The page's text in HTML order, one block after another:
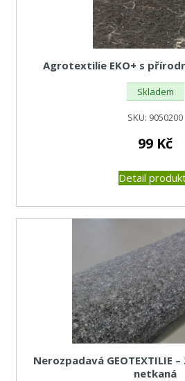
Agrotextilie EKO+ s
Skladem
SKU: 9050200
99 Kč
Detail
Nerozpadavá GEOTEXTILIE
netkaná